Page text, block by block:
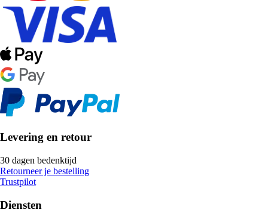
Levering en retour
30 dagen bedenktijd
Retourneer je bestelling
Trustpilot
Diensten